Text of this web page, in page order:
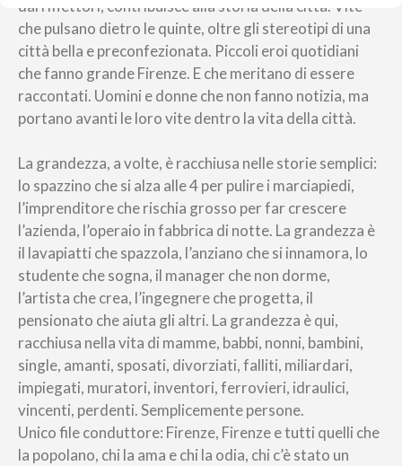
dai riflettori, contribuisce alla storia della città. Vite
che pulsano dietro le quinte, oltre gli stereotipi di una
città bella e preconfezionata. Piccoli eroi quotidiani
che fanno grande Firenze. E che meritano di essere
raccontati. Uomini e donne che non fanno notizia, ma
portano avanti le loro vite dentro la vita della città.
La grandezza, a volte, è racchiusa nelle storie semplici:
lo spazzino che si alza alle 4 per pulire i marciapiedi,
l’imprenditore che rischia grosso per far crescere
l’azienda, l’operaio in fabbrica di notte. La grandezza è
il lavapiatti che spazzola, l’anziano che si innamora, lo
studente che sogna, il manager che non dorme,
l’artista che crea, l’ingegnere che progetta, il
pensionato che aiuta gli altri. La grandezza è qui,
racchiusa nella vita di mamme, babbi, nonni, bambini,
single, amanti, sposati, divorziati, falliti, miliardari,
impiegati, muratori, inventori, ferrovieri, idraulici,
vincenti, perdenti. Semplicemente persone.
Unico file conduttore: Firenze, Firenze e tutti quelli che
la popolano, chi la ama e chi la odia, chi c’è stato un